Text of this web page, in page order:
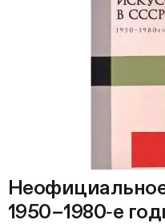
1950–1980‑е